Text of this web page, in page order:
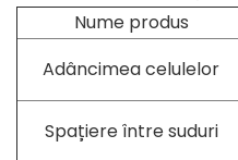
Nume produs
Adâncimea celulelor
Spațiere între suduri